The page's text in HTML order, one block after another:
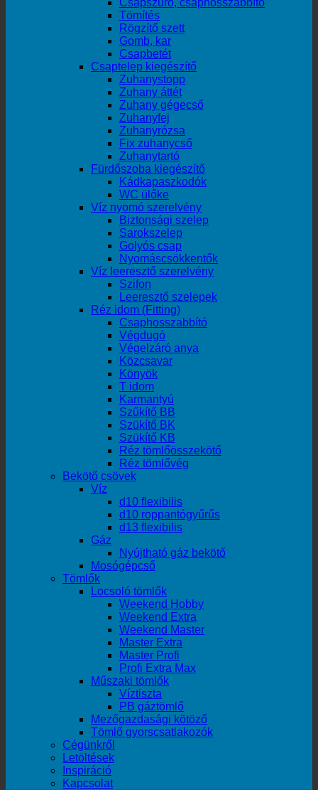
Csapszűrő, csaphosszabbító
Tömítés
Rögzítő szett
Gomb, kar
Csapbetét
Csaptelep kiegészítő
Zuhanystopp
Zuhany áttét
Zuhany gégecső
Zuhanyfej
Zuhanyrózsa
Fix zuhanycső
Zuhanytartó
Fürdőszoba kiegészítő
Kádkapaszkodók
WC ülőke
Víz nyomó szerelvény
Biztonsági szelep
Sarokszelep
Golyós csap
Nyomáscsökkentők
Víz leeresztő szerelvény
Szifon
Leeresztő szelepek
Réz idom (Fitting)
Csaphosszabbító
Végdugó
Végelzáró anya
Közcsavar
Könyök
T idom
Karmantyú
Szűkítő BB
Szükítő BK
Szükítő KB
Réz tömlőösszekötő
Réz tömlővég
Bekötő csövek
Víz
d10 flexibilis
d10 roppantógyűrűs
d13 flexibilis
Gáz
Nyújtható gáz bekötő
Mosógépcső
Tömlők
Locsoló tömlők
Weekend Hobby
Weekend Extra
Weekend Master
Master Extra
Master Profi
Profi Extra Max
Műszaki tömlők
Víztiszta
PB gáztömlő
Mezőgazdasági kötöző
Tömlő gyorscsatlakozók
Cégünkről
Letöltések
Inspiráció
Kapcsolat